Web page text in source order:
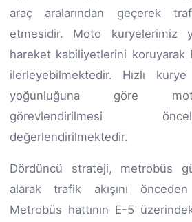
araç aralarından geçerek
etmesidir. Moto kuryelerimiz
hareket kabiliyetlerini koruyarak
ilerleyebilmektedir. Hızlı
yoğunluğuna göre
görevlendirilmesi
değerlendirilmektedir.
Dördüncü strateji, metrobüs
alarak trafik akışını
Metrobüs hattının E-5